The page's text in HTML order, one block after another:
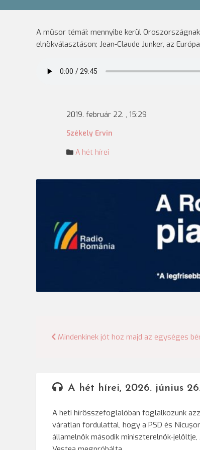
A műsor témái: mennyibe kerül
elnökválasztáson; Jean-Claude Junker, az
2019. február 22. , 15:29
Székely Ervin
A hét hírei
Bejegyzés
Mindenkinek jót hoz majd az egységes
A hét hírei, 2026. június
A heti hírösszefoglalóban foglalkozunk
váratlan fordulattal, hogy a PSD és
államelnök második miniszterelnök-jelöltje,